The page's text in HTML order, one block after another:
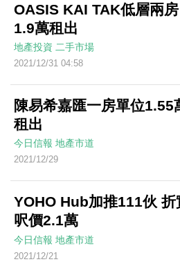
OASIS KAI TAK低層兩房
1.9萬租出
地產投資 二手市場
2021/12/31 04:58
陳易希嘉匯一房單位1.55
租出
今日信報 地產市道
2021/12/29
YOHO Hub加推111伙 折
呎價2.1萬
今日信報 地產市道
2021/12/21